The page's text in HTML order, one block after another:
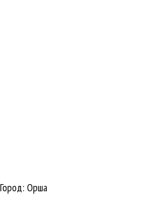
Город: Орша